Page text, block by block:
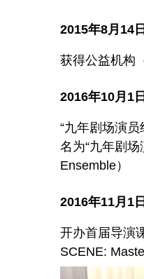
2015年8月14日
获得公益机构
2016年10月1日
“九年剧场演
名为“九年剧
Ensemble）
2016年11月1日
开办首届导演
SCENE: